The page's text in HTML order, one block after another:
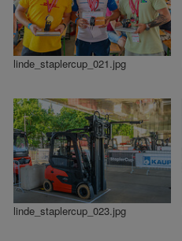
linde_staplercup_021.jpg
linde_staplercup_023.jpg